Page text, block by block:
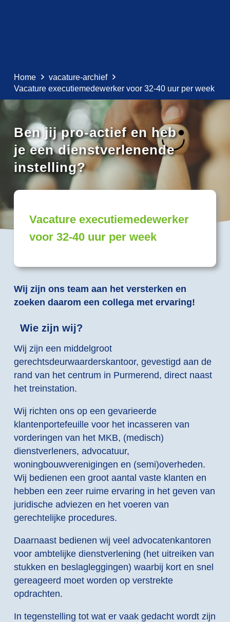
Home
vacature-archief
Vacature executiemedewerker voor 32-40 uur per week
Ben jij pro-actief en heb
je een dienstverlenende
instelling?
Vacature executiemedewerker
voor 32-40 uur per week
Wij zijn ons team aan het versterken en
zoeken daarom een collega met ervaring!
Wie zijn wij?
Wij zijn een middelgroot
gerechtsdeurwaarderskantoor, gevestigd aan de
rand van het centrum in Purmerend, direct naast
het treinstation.
Wij richten ons op een gevarieerde
klantenportefeuille voor het incasseren van
vorderingen van het MKB, (medisch)
dienstverleners, advocatuur,
woningbouwverenigingen en (semi)overheden.
Wij bedienen een groot aantal vaste klanten en
hebben een zeer ruime ervaring in het geven van
juridische adviezen en het voeren van
gerechtelijke procedures.
Daarnaast bedienen wij veel advocatenkantoren
voor ambtelijke dienstverlening (het uitreiken van
stukken en beslagleggingen) waarbij kort en snel
gereageerd moet worden op verstrekte
opdrachten.
In tegenstelling tot wat er vaak gedacht wordt zijn